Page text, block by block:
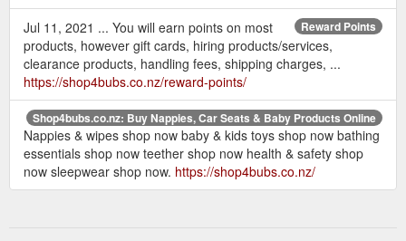
Reward Points
Jul 11, 2021 ... You will earn points on most
products, however gift cards, hiring products/services,
clearance products, handling fees, shipping charges, ...
https://shop4bubs.co.nz/reward-points/
Shop4bubs.co.nz: Buy Nappies, Car Seats & Baby Products Online
Nappies & wipes shop now baby & kids toys shop now bathing
essentials shop now teether shop now health & safety shop
now sleepwear shop now. https://shop4bubs.co.nz/